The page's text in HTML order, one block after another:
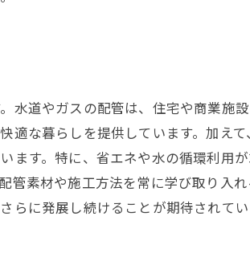
水道やガスの配管は、住宅や商業施
適な暮らしを提供しています。加え
ます。特に、省エネや水の循環利用
管素材や施工方法を常に学び取り入
らに発展し続けることが期待されて